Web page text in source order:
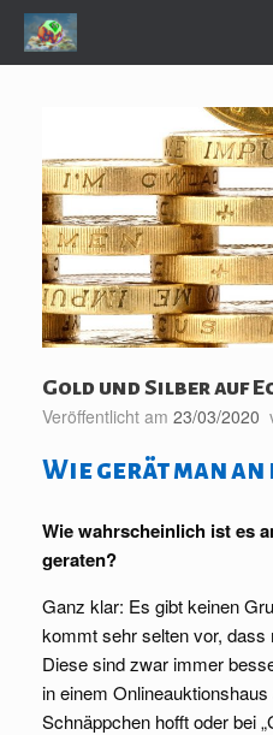
Zum
Inhalt
springen
Gold und Silber auf
Veröffentlicht am 23/03/2020
Wie gerät man an
Wie wahrscheinlich ist es
geraten?
Ganz klar: Es gibt keinen
kommt sehr selten vor, dass
Diese sind zwar immer
in einem
Schnäppchen hofft oder bei